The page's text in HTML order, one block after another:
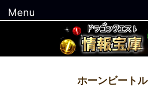
ホーンビートル
Menu